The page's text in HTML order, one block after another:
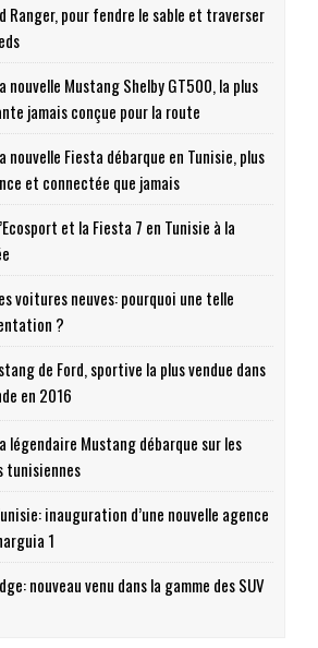
Ranger, pour fendre le sable et traverser
nouvelle Mustang Shelby GT500, la plus
jamais conçue pour la route
nouvelle Fiesta débarque en Tunisie, plus
et connectée que jamais
et la Fiesta 7 en Tunisie à la
voitures neuves: pourquoi une telle
?
de Ford, sportive la plus vendue dans
en 2016
légendaire Mustang débarque sur les
tunisiennes
inauguration d’une nouvelle agence
1
nouveau venu dans la gamme des SUV